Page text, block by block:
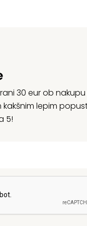
30 eur ob
lepim
5!